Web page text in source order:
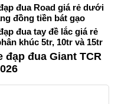
đua Road giá rẻ dưới
đồng tiền bát gạo
đua tay đề lắc giá rẻ
khúc 5tr, 10tr và 15tr
đạp đua Giant TCR